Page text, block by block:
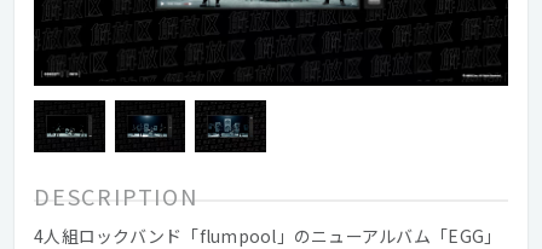
DESCRIPTION
4人組ロックバンド「flumpool」のニューアルバム「EGG」